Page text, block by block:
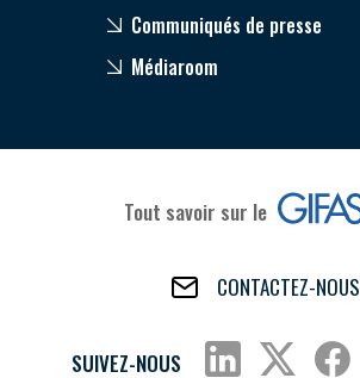
Communiqués de presse
Médiaroom
Tout savoir sur le
CONTACTEZ-NOUS
SUIVEZ-NOUS